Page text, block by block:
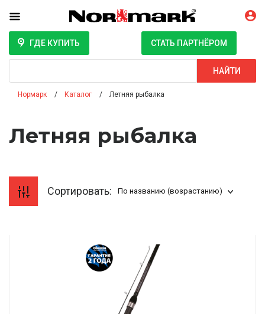
ГДЕ КУПИТЬ СТАТЬ ПАРТНЁРОМ
НАЙТИ
Нормарк Каталог Летняя рыбалка
Летняя рыбалка
Сортировать: По названию (возрастанию)